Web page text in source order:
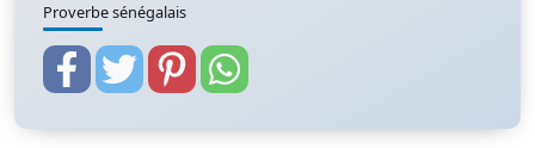
Proverbe sénégalais